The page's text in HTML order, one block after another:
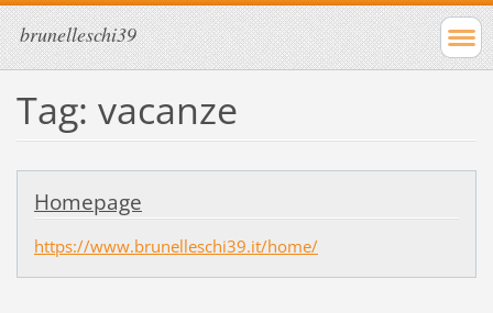
brunelleschi39
Tag: vacanze
Homepage
https://www.brunelleschi39.it/home/